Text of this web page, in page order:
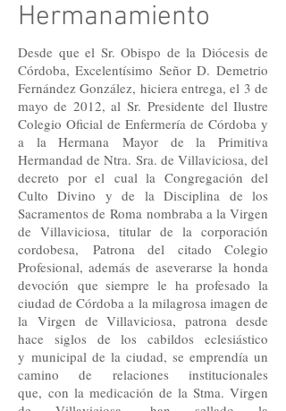
Hermanamiento
Desde que el Sr. Obispo de la Diócesis de
Córdoba, Excelentísimo Señor D. Demetrio
Fernández González, hiciera entrega, el 3 de
mayo de 2012, al Sr. Presidente del Ilustre
Colegio Oficial de Enfermería de Córdoba y
a la Hermana Mayor de la Primitiva
Hermandad de Ntra. Sra. de Villaviciosa, del
decreto por el cual la Congregación del
Culto Divino y de la Disciplina de los
Sacramentos de Roma nombraba a la Virgen
de Villaviciosa, titular de la corporación
cordobesa, Patrona del citado Colegio
Profesional, además de aseverarse la honda
devoción que siempre le ha profesado la
ciudad de Córdoba a la milagrosa imagen de
la Virgen de Villaviciosa, patrona desde
hace siglos de los cabildos eclesiástico
y municipal de la ciudad, se emprendía un
camino de relaciones institucionales
que, con la medicación de la Stma. Virgen